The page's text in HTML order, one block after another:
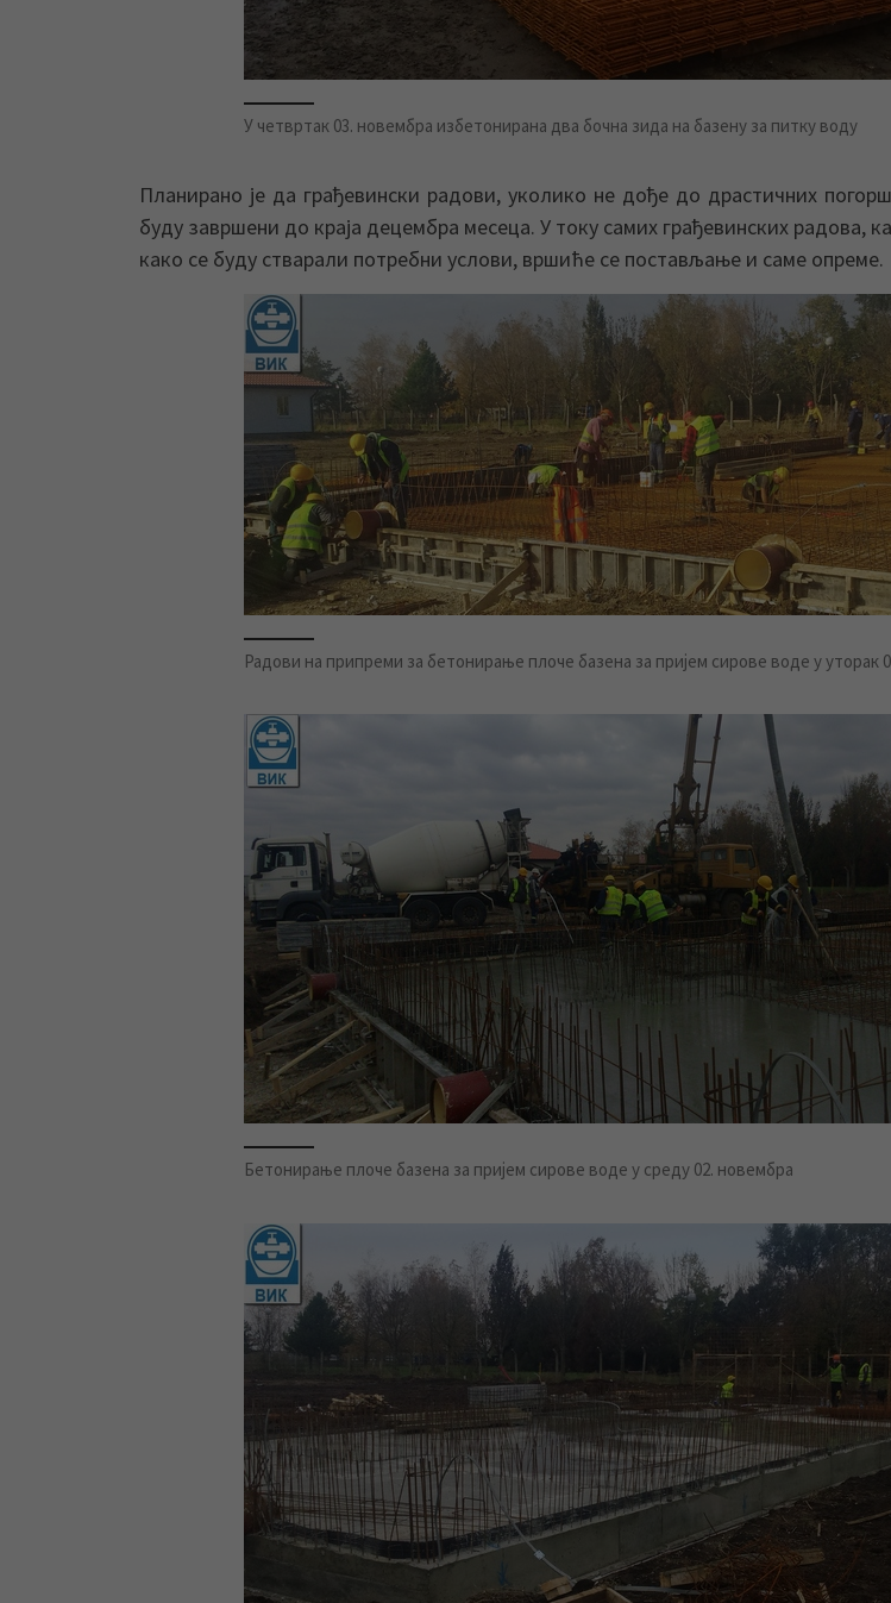
У четвртак 03. новембра избетонирана два бочна зида на базену за питку воду
Планирано је да грађевински радови, уколико не дође до драстичних
буду завршени до краја децембра месеца. У току самих грађевинских радова,
како се буду стварали потребни услови, вршиће се постављање и саме опреме.
Радови на припреми за бетонирање плоче базена за пријем сирове воде у уторак
Бетонирање плоче базена за пријем сирове воде у среду 02. новембра